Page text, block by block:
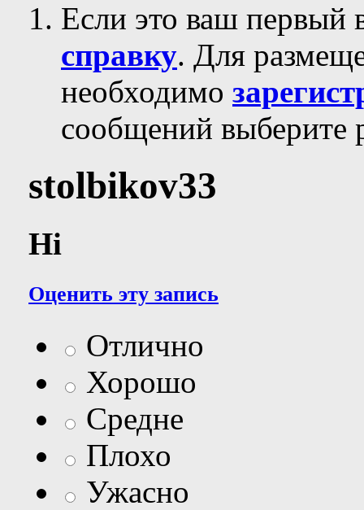
Если это ваш первый
справку. Для
необходимо
сообщений выберите
stolbikov33
Hi
Оценить эту запись
Отлично
Хорошо
Средне
Плохо
Ужасно